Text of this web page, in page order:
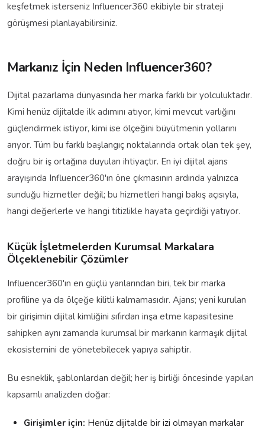
keşfetmek isterseniz Influencer360 ekibiyle bir strateji
görüşmesi planlayabilirsiniz.
Markanız İçin Neden Influencer360?
Dijital pazarlama dünyasında her marka farklı bir yolculuktadır.
Kimi henüz dijitalde ilk adımını atıyor, kimi mevcut varlığını
güçlendirmek istiyor, kimi ise ölçeğini büyütmenin yollarını
arıyor. Tüm bu farklı başlangıç noktalarında ortak olan tek şey,
doğru bir iş ortağına duyulan ihtiyaçtır. En iyi dijital ajans
arayışında Influencer360'ın öne çıkmasının ardında yalnızca
sunduğu hizmetler değil; bu hizmetleri hangi bakış açısıyla,
hangi değerlerle ve hangi titizlikle hayata geçirdiği yatıyor.
Küçük İşletmelerden Kurumsal Markalara
Ölçeklenebilir Çözümler
Influencer360'ın en güçlü yanlarından biri, tek bir marka
profiline ya da ölçeğe kilitli kalmamasıdır. Ajans; yeni kurulan
bir girişimin dijital kimliğini sıfırdan inşa etme kapasitesine
sahipken aynı zamanda kurumsal bir markanın karmaşık dijital
ekosistemini de yönetebilecek yapıya sahiptir.
Bu esneklik, şablonlardan değil; her iş birliği öncesinde yapılan
kapsamlı analizden doğar:
Girişimler için: Henüz dijitalde bir izi olmayan markalar